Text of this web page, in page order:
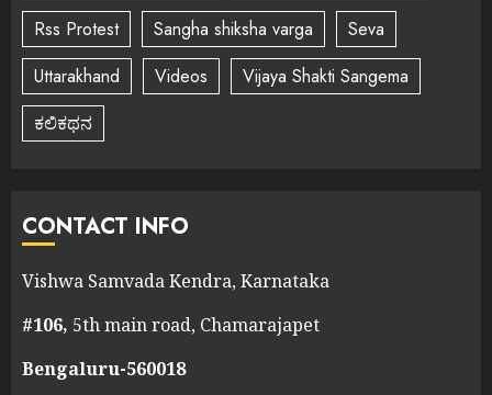
Rss Protest
Sangha shiksha varga
Seva
Uttarakhand
Videos
Vijaya Shakti Sangema
ಕಲಿಕಥನ
CONTACT INFO
Vishwa Samvada Kendra, Karnataka
#106, 5th main road, Chamarajapet
Bengaluru-560018